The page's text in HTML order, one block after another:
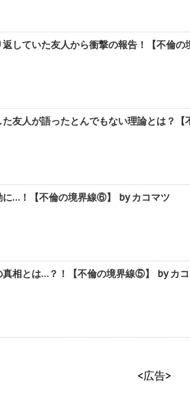
していた友人から衝撃の報告！【不倫
た友人が語ったとんでもない理論とは？
に…！【不倫の境界線⑥】 by カコマツ
真相とは…？！【不倫の境界線⑤】 by カ
<広告>